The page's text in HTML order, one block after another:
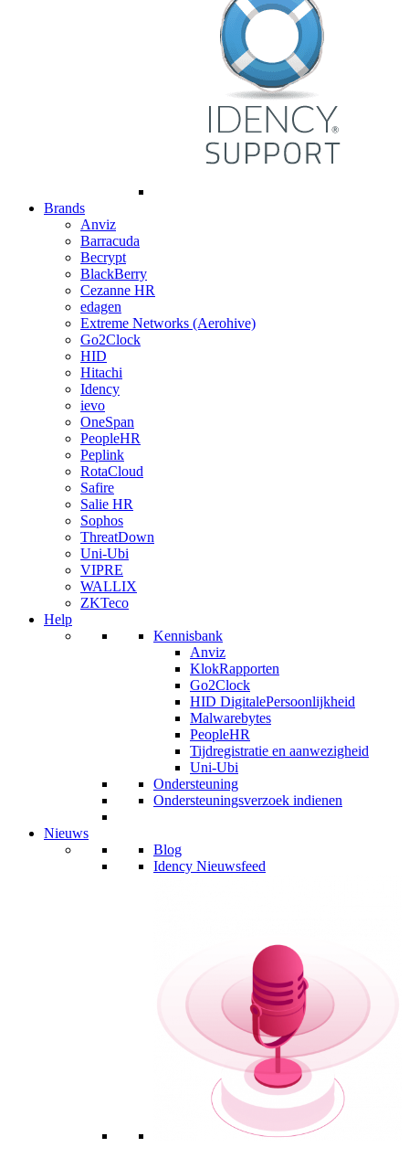
Brands
Anviz
Barracuda
Becrypt
BlackBerry
Cezanne HR
edagen
Extreme Networks (Aerohive)
Go2Clock
HID
Hitachi
Idency
ievo
OneSpan
PeopleHR
Peplink
RotaCloud
Safire
Salie HR
Sophos
ThreatDown
Uni-Ubi
VIPRE
WALLIX
ZKTeco
Help
Kennisbank
Anviz
KlokRapporten
Go2Clock
HID DigitalePersoonlijkheid
Malwarebytes
PeopleHR
Tijdregistratie en aanwezigheid
Uni-Ubi
Ondersteuning
Ondersteuningsverzoek indienen
Nieuws
Blog
Idency Nieuwsfeed